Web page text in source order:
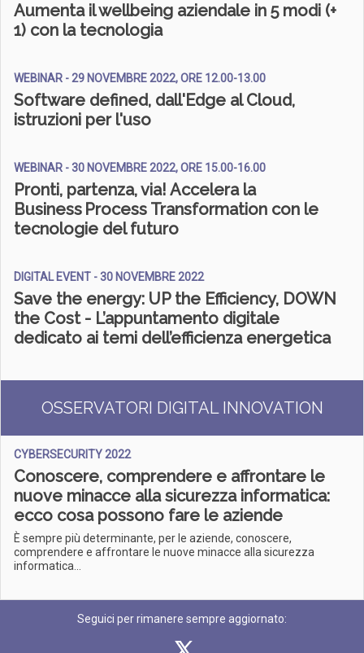
Aumenta il wellbeing aziendale in 5 modi (+
1) con la tecnologia
WEBINAR - 29 NOVEMBRE 2022, ORE 12.00-13.00
Software defined, dall'Edge al Cloud,
istruzioni per l'uso
WEBINAR - 30 NOVEMBRE 2022, ORE 15.00-16.00
Pronti, partenza, via! Accelera la
Business Process Transformation con le
tecnologie del futuro
DIGITAL EVENT - 30 NOVEMBRE 2022
Save the energy: UP the Efficiency, DOWN
the Cost - L’appuntamento digitale
dedicato ai temi dell’efficienza energetica
OSSERVATORI DIGITAL INNOVATION
CYBERSECURITY 2022
Conoscere, comprendere e affrontare le
nuove minacce alla sicurezza informatica:
ecco cosa possono fare le aziende
È sempre più determinante, per le aziende, conoscere,
comprendere e affrontare le nuove minacce alla sicurezza
informatica...
Seguici per rimanere sempre aggiornato: